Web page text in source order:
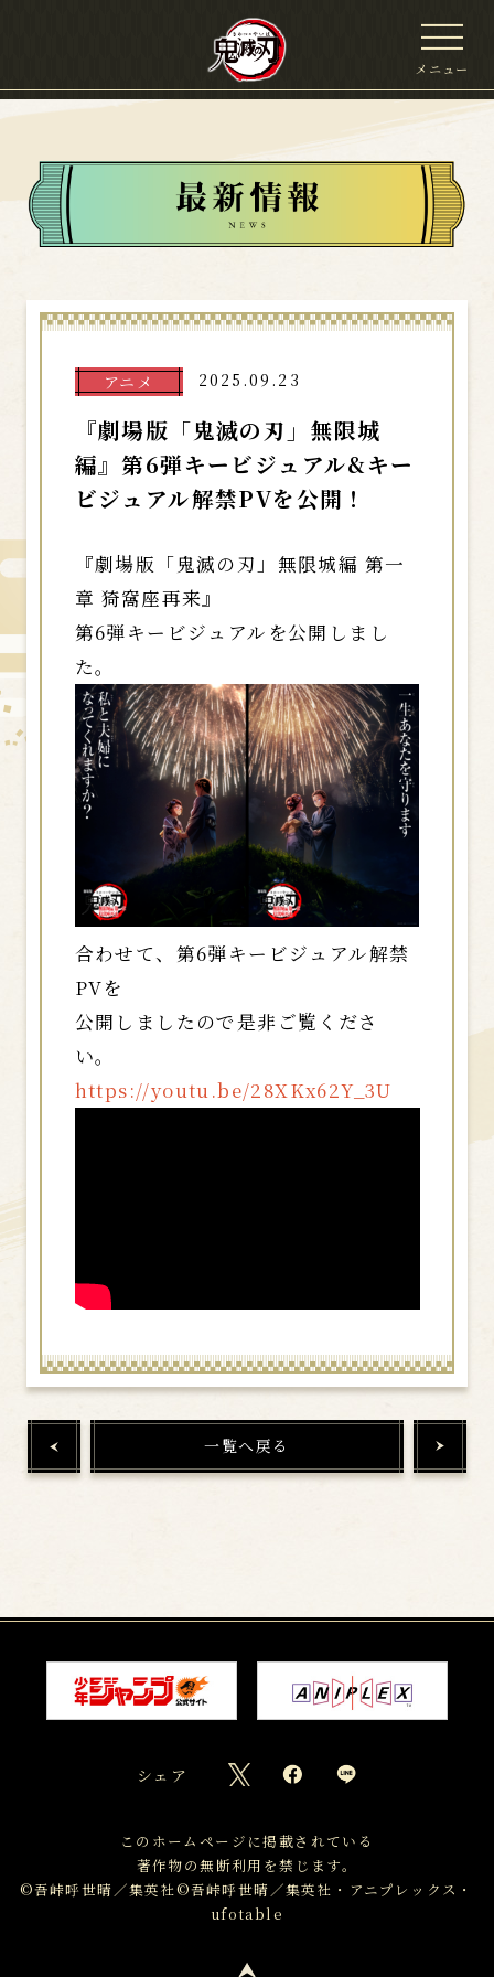
メニュー
アニメ 2025.09.23
『劇場版「鬼滅の刃」無限城
編』第6弾キービジュアル&キー
ビジュアル解禁PVを公開！
『劇場版「鬼滅の刃」無限城編 第一
章 猗窩座再来』
第6弾キービジュアルを公開しまし
た。
合わせて、第6弾キービジュアル解禁
PVを
公開しましたので是非ご覧くださ
い。
https://youtu.be/28XKx62Y_3U
一覧へ戻る
シェア
このホームページに掲載されている
著作物の無断利用を禁じます。
©吾峠呼世晴／集英社©吾峠呼世晴／集英社・アニプレックス・
ufotable